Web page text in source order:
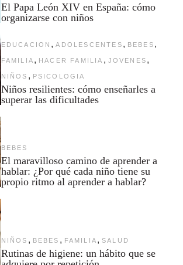
El Papa León XIV en España: cómo
organizarse con niños
EDUCACION , ADOLESCENTES , BEBES ,
FAMILIA , HACER FAMILIA , JOVENES ,
NIÑOS , PSICOLOGIA
Niños resilientes: cómo enseñarles a
superar las dificultades
BEBES
El maravilloso camino de aprender a
hablar: ¿Por qué cada niño tiene su
propio ritmo al aprender a hablar?
NIÑOS , BEBES , FAMILIA , SALUD
Rutinas de higiene: un hábito que se